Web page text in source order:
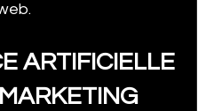
ARTIFICIELLE